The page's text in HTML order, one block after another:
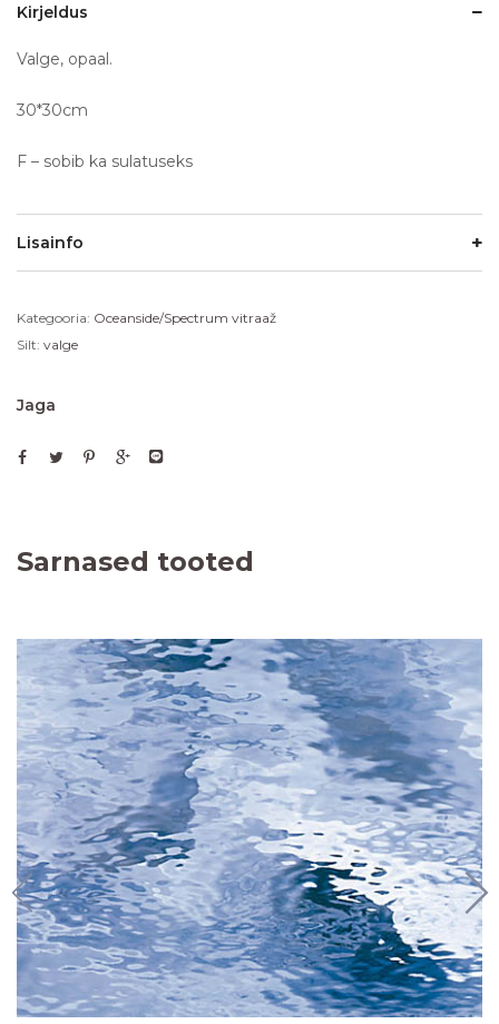
Kirjeldus
Valge, opaal.
30*30cm
F – sobib ka sulatuseks
Lisainfo
Kategooria: Oceanside/Spectrum vitraaž
Silt: valge
Jaga
Sarnased tooted